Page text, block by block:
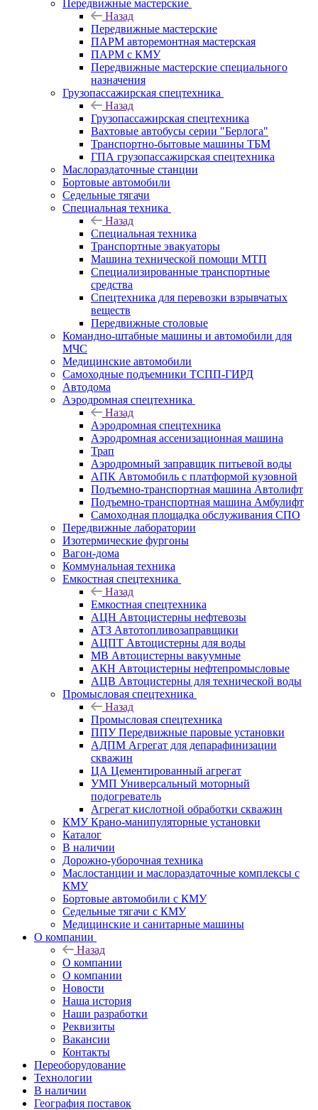
Передвижные мастерские
Назад
Передвижные мастерские
ПАРМ авторемонтная мастерская
ПАРМ с КМУ
Передвижные мастерские специального
назначения
Грузопассажирская спецтехника
Назад
Грузопассажирская спецтехника
Вахтовые автобусы серии "Берлога"
Транспортно-бытовые машины ТБМ
ГПА грузопассажирская спецтехника
Маслораздаточные станции
Бортовые автомобили
Седельные тягачи
Специальная техника
Назад
Специальная техника
Транспортные эвакуаторы
Машина технической помощи МТП
Специализированные транспортные
средства
Спецтехника для перевозки взрывчатых
веществ
Передвижные столовые
Командно-штабные машины и автомобили для
МЧС
Медицинские автомобили
Самоходные подъемники ТСПП-ГИРД
Автодома
Аэродромная спецтехника
Назад
Аэродромная спецтехника
Аэродромная ассенизационная машина
Трап
Аэродромный заправщик питьевой воды
АПК Автомобиль с платформой кузовной
Подъемно-транспортная машина Автолифт
Подъемно-транспортная машина Амбулифт
Самоходная площадка обслуживания СПО
Передвижные лаборатории
Изотермические фургоны
Вагон-дома
Коммунальная техника
Емкостная спецтехника
Назад
Емкостная спецтехника
АЦН Автоцистерны нефтевозы
АТЗ Автотопливозаправщики
АЦПТ Автоцистерны для воды
МВ Автоцистерны вакуумные
АКН Автоцистерны нефтепромысловые
АЦВ Автоцистерны для технической воды
Промысловая спецтехника
Назад
Промысловая спецтехника
ППУ Передвижные паровые установки
АДПМ Агрегат для депарафинизации
скважин
ЦА Цементированный агрегат
УМП Универсальный моторный
подогреватель
Агрегат кислотной обработки скважин
КМУ Крано-манипуляторные установки
Каталог
В наличии
Дорожно-уборочная техника
Маслостанции и маслораздаточные комплексы с
КМУ
Бортовые автомобили с КМУ
Седельные тягачи с КМУ
Медицинские и санитарные машины
О компании
Назад
О компании
О компании
Новости
Наша история
Наши разработки
Реквизиты
Вакансии
Контакты
Переоборудование
Технологии
В наличии
География поставок